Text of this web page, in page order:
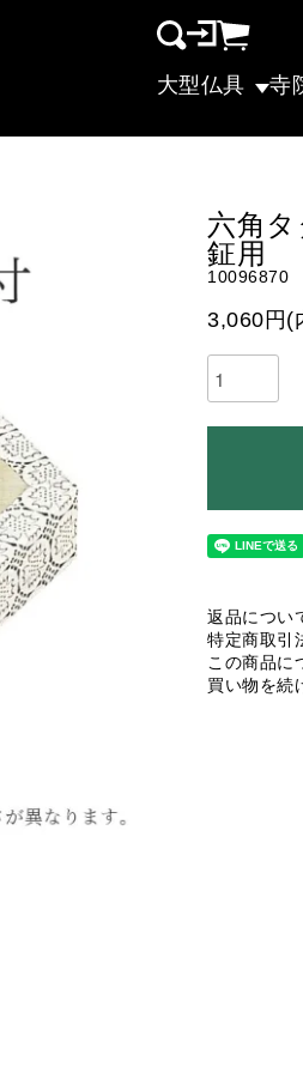
大型仏具 寺
六角
鉦用
10096870
3,060円(
返品につい
特定商取引
この商品に
買い物を続